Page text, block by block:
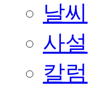
날씨
사설
칼럼